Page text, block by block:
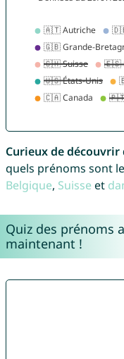
Curieux de découvrir
quels prénoms sont
Belgique, Suisse et
Quiz des prénoms
maintenant !